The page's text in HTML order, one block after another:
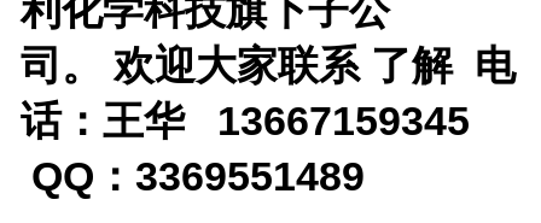
司。 欢迎大家联系 了解 电
话：王华 13667159345
QQ：3369551489